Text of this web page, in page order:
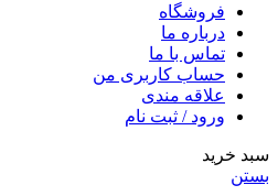
فروشگاه
درباره ما
تماس با ما
حساب کاربری من
علاقه مندی
ورود / ثبت نام
سبد خرید
بستن